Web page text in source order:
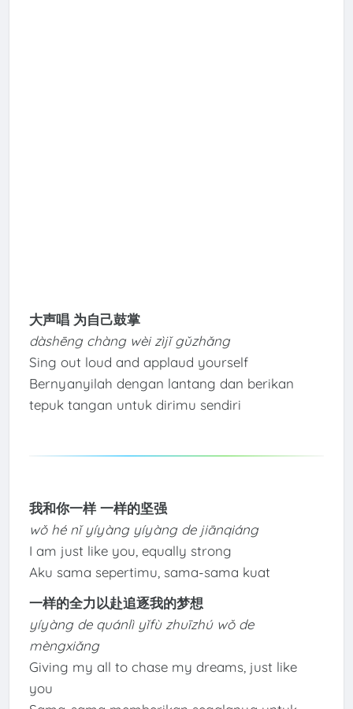
大声唱 为自己鼓掌
dàshēng chàng wèi zìjǐ gǔzhǎng
Sing out loud and applaud yourself
Bernyanyilah dengan lantang dan berikan
tepuk tangan untuk dirimu sendiri
我和你一样 一样的坚强
wǒ hé nǐ yíyàng yíyàng de jiānqiáng
I am just like you, equally strong
Aku sama sepertimu, sama-sama kuat
一样的全力以赴追逐我的梦想
yíyàng de quánlì yǐfù zhuīzhú wǒ de
mèngxiǎng
Giving my all to chase my dreams, just like
you